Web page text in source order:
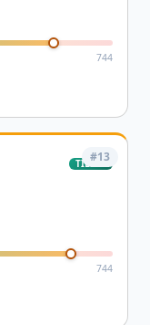
744
#13
TIER-1
744